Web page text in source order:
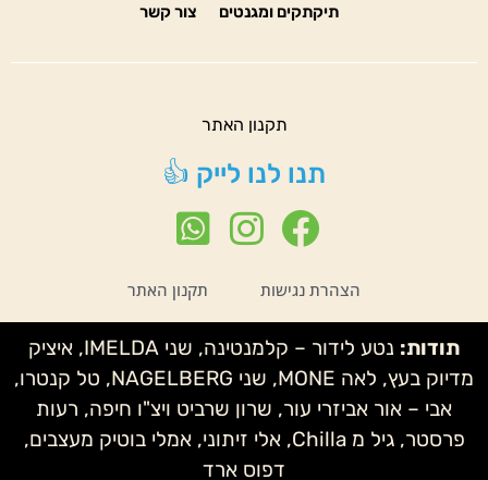
תיקתקים ומגנטים צור קשר
תקנון האתר
תנו לנו לייק 👍
הצהרת נגישות תקנון האתר
תודות:
נטע לידור – קלמנטינה, שני IMELDA, איציק
מדיוק בעץ, לאה MONE, שני NAGELBERG, טל קנטרו,
אבי – אור אביזרי עור, שרון שרביט ויצ"ו חיפה, רעות
פרסטר, גיל מ Chilla, אלי זיתוני, אמלי בוטיק מעצבים,
דפוס ארד